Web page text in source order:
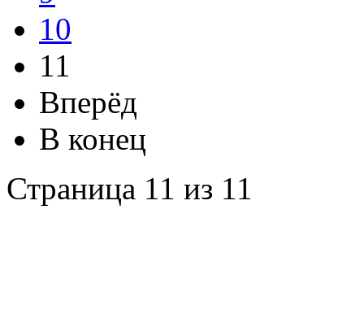
10
11
Вперёд
В конец
Страница 11 из 11